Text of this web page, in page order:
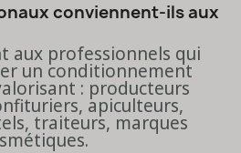
conviennent-ils aux
aux professionnels qui
un conditionnement
: producteurs
apiculteurs,
traiteurs, marques